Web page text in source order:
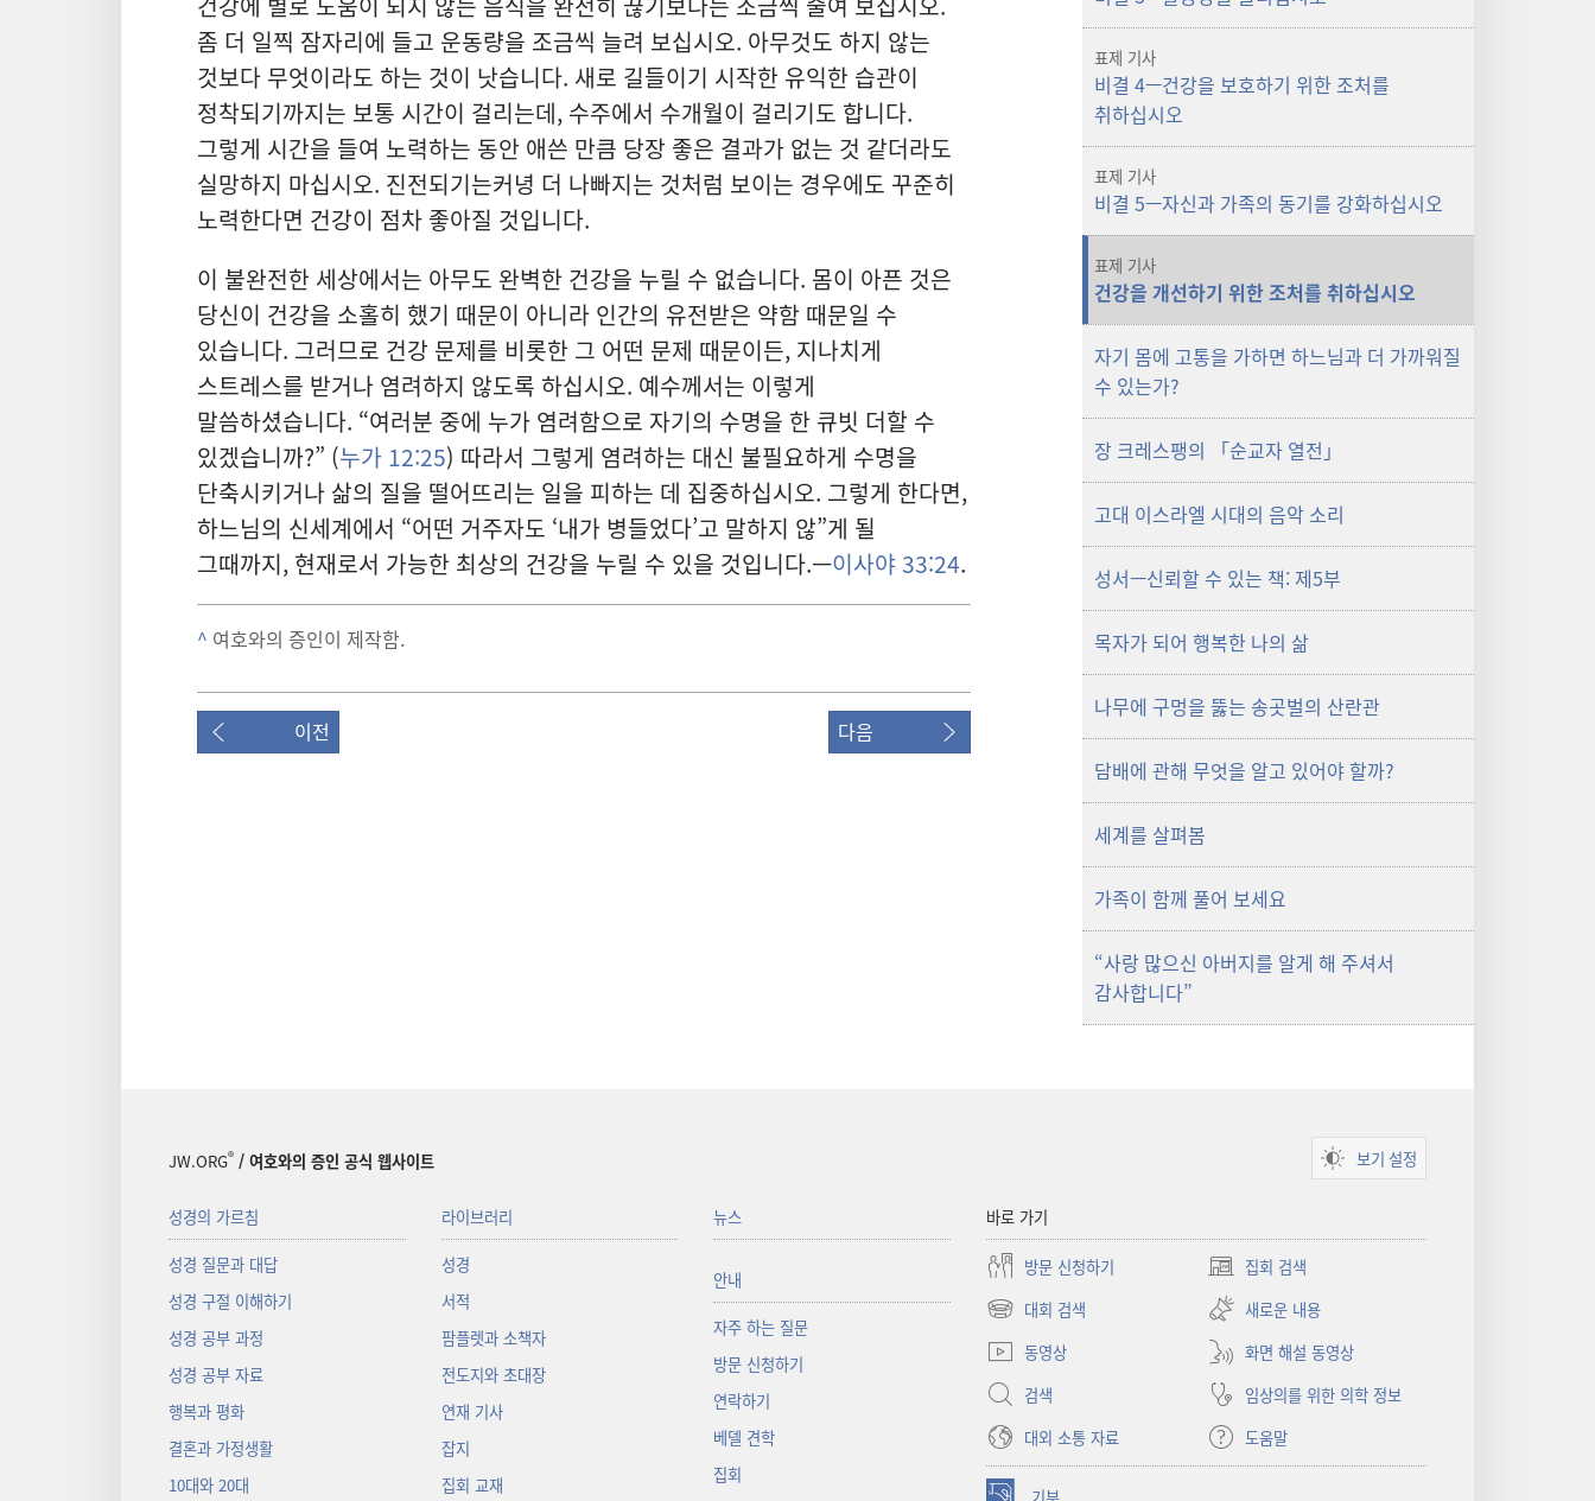
좀 더 일찍 잠자리에 들고 운동량을 조금씩 늘려 보십시오. 아무것도 하지 않는
것보다 무엇이라도 하는 것이 낫습니다. 새로 길들이기 시작한 유익한 습관이
정착되기까지는 보통 시간이 걸리는데, 수주에서 수개월이 걸리기도 합니다.
그렇게 시간을 들여 노력하는 동안 애쓴 만큼 당장 좋은 결과가 없는 것 같더라도
실망하지 마십시오. 진전되기는커녕 더 나빠지는 것처럼 보이는 경우에도 꾸준히
노력한다면 건강이 점차 좋아질 것입니다.
이 불완전한 세상에서는 아무도 완벽한 건강을 누릴 수 없습니다. 몸이 아픈 것은
당신이 건강을 소홀히 했기 때문이 아니라 인간의 유전받은 약함 때문일 수
있습니다. 그러므로 건강 문제를 비롯한 그 어떤 문제 때문이든, 지나치게
스트레스를 받거나 염려하지 않도록 하십시오. 예수께서는 이렇게
말씀하셨습니다. “여러분 중에 누가 염려함으로 자기의 수명을 한 큐빗 더할 수
있겠습니까?” (누가 12:25) 따라서 그렇게 염려하는 대신 불필요하게 수명을
단축시키거나 삶의 질을 떨어뜨리는 일을 피하는 데 집중하십시오. 그렇게 한다면,
하느님의 신세계에서 “어떤 거주자도 ‘내가 병들었다’고 말하지 않”게 될
그때까지, 현재로서 가능한 최상의 건강을 누릴 수 있을 것입니다.—이사야 33:24.
^ 여호와의 증인이 제작함.
이전 다음
표제 기사
비결 4—건강을 보호하기 위한 조처를
취하십시오
표제 기사
비결 5—자신과 가족의 동기를 강화하십시오
표제 기사
건강을 개선하기 위한 조처를 취하십시오
자기 몸에 고통을 가하면 하느님과 더 가까워질
수 있는가?
장 크레스팽의 「순교자 열전」
고대 이스라엘 시대의 음악 소리
성서—신뢰할 수 있는 책: 제5부
목자가 되어 행복한 나의 삶
나무에 구멍을 뚫는 송곳벌의 산란관
담배에 관해 무엇을 알고 있어야 할까?
세계를 살펴봄
가족이 함께 풀어 보세요
“사랑 많으신 아버지를 알게 해 주셔서
감사합니다”
JW.ORG® / 여호와의 증인 공식 웹사이트 보기 설정
성경의 가르침
성경 질문과 대답
성경 구절 이해하기
성경 공부 과정
성경 공부 자료
행복과 평화
결혼과 가정생활
10대와 20대
라이브러리
성경
서적
팜플렛과 소책자
전도지와 초대장
연재 기사
잡지
집회 교재
뉴스
안내
자주 하는 질문
방문 신청하기
연락하기
베델 견학
집회
바로 가기
방문 신청하기 집회 검색
(새로운
창
열기)
대회 검색
(새로운
창
새로운 내용
동영상
화면 해설 동영상
검색
임상의를 위한 의학 정보
대외 소통 자료
도움말